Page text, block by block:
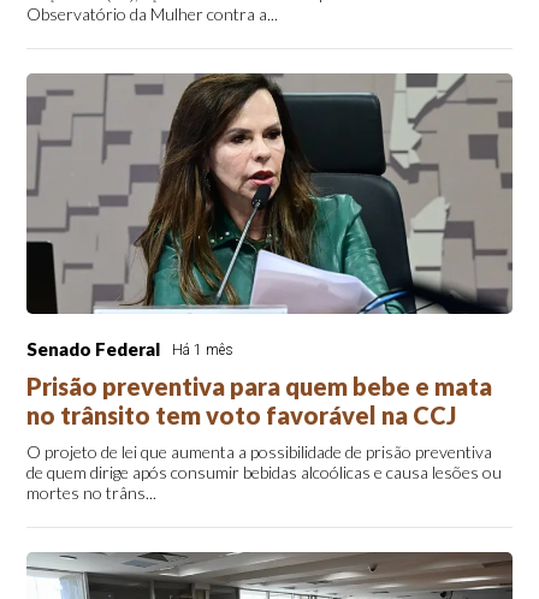
Observatório da Mulher contra a...
Senado Federal Há 1 mês
Prisão preventiva para quem bebe e mata
no trânsito tem voto favorável na CCJ
O projeto de lei que aumenta a possibilidade de prisão preventiva
de quem dirige após consumir bebidas alcoólicas e causa lesões ou
mortes no trâns...